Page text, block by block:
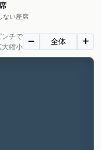
ない座席
チで
大縮小
全体